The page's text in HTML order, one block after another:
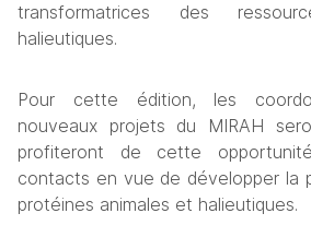
transformatrices des
halieutiques.
Pour cette édition, les
nouveaux projets du MIRAH
profiteront de cette
contacts en vue de développer la
protéines animales et halieutiques.